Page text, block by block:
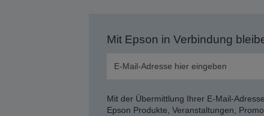
Mit Epson in Verbindung
Mit der Übermittlung Ihrer E-Mail-
Epson Produkte, Veranstaltungen,